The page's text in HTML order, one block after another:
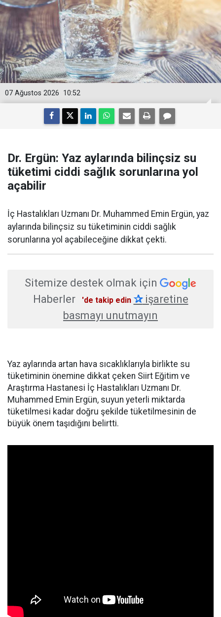
10:52
07 Ağustos 2026
Dr. Ergün: Yaz aylarında bilinçsiz su
tüketimi ciddi sağlık sorunlarına yol
açabilir
İç Hastalıkları Uzmanı Dr. Muhammed Emin Ergün, yaz
aylarında bilinçsiz su tüketiminin ciddi sağlık
sorunlarına yol açabileceğine dikkat çekti.
Sitemize destek olmak için
Haberler
'de takip edin ✰işaretine
basmayı unutmayın
Yaz aylarında artan hava sıcaklıklarıyla birlikte su
tüketiminin önemine dikkat çeken Siirt Eğitim ve
Araştırma Hastanesi İç Hastalıkları Uzmanı Dr.
Muhammed Emin Ergün, suyun yeterli miktarda
tüketilmesi kadar doğru şekilde tüketilmesinin de
büyük önem taşıdığını belirtti.